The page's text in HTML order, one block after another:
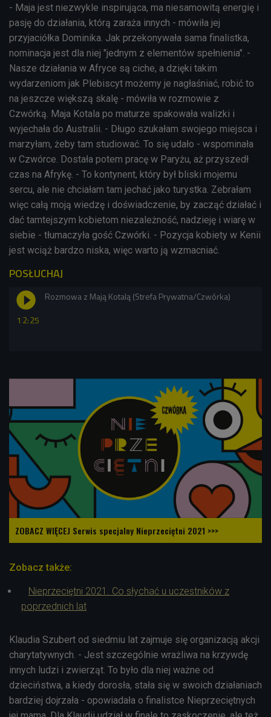
- Maja jest niezwykle inspirująca, ma niesamowitą energię i
pasję do działania, którą zaraża innych - mówiła jej
przyjaciółka Dominika. Jak przekonywała sama finalistka,
nominacja jest dla niej "jednym z elementów spełnienia". -
Nasze działania w Afryce są ciche, a dzięki takim
wydarzeniom jak Plebiscyt możemy je nagłaśniać, robić to
na jeszcze większą skalę - mówiła w rozmowie z
Czwórką. Maja Kotala po maturze spakowała walizki i
wyjechała do Australii. - Długo szukałam swojego miejsca i
marzyłam, żeby tam studiować. To się udało - wspominała
w Czwórce. Dostała potem pracę w Paryżu, aż przyszedł
czas na Afrykę. - To kontynent, który był bliski mojemu
sercu, ale nie chciałam tam jechać jako turystka. Zebrałam
więc całą moją wiedzę i doświadczenie, by zacząć działać i
dać tamtejszym kobietom niezależność, nadzieję i wiarę w
siebie - tłumaczyła gość Czwórki. - Pozycja kobiety w Kenii
jest wciąż bardzo niska, więc warto ją wzmacniać.
POSŁUCHAJ
12:25
Rozmowa z Mają Kotalą (Strefa Prywatna/Czwórka)
ZOBACZ WIĘCEJ Serwis specjalny Nieprzeciętni 2021 >>>
Zobacz także:
Nieprzeciętni 2021. Co słychać u uczestników z
poprzednich lat
Klaudia Szubert od siedmiu lat zajmuje się organizacją akcji
charytatywnych. - Jest szczególnie wrażliwa na krzywdę
innych ludzi i zwierząt. To było dla niej ważne od
dzieciństwa, a kiedy dorosła, stała się w swoich działaniach
bardziej dojrzała - opowiadała o finalistce Nieprzeciętnych